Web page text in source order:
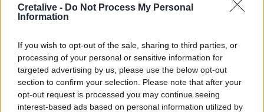
Cretalive - Do Not Process My Personal
Information
If you wish to opt-out of the sale, sharing to third parties, or
processing of your personal or sensitive information for
targeted advertising by us, please use the below opt-out
section to confirm your selection. Please note that after your
opt-out request is processed you may continue seeing
interest-based ads based on personal information utilized by
23:21
Κυψέλη: Τα δύο σενάρια που εξετάζουν οι Αρχές για τη
ΠΕΡΙΣΣΟΤΕΡΑ